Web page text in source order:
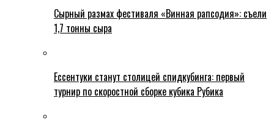
Сырный размах фестиваля «Винная рапсодия»: съели
1,7 тонны сыра
Ессентуки станут столицей спидкубинга: первый
турнир по скоростной сборке кубика Рубика